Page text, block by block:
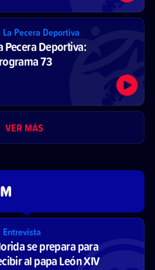
La Pecera Deportiva
Pecera Deportiva:
73
VER MÁS
Entrevista
se prepara para
al papa León XIV